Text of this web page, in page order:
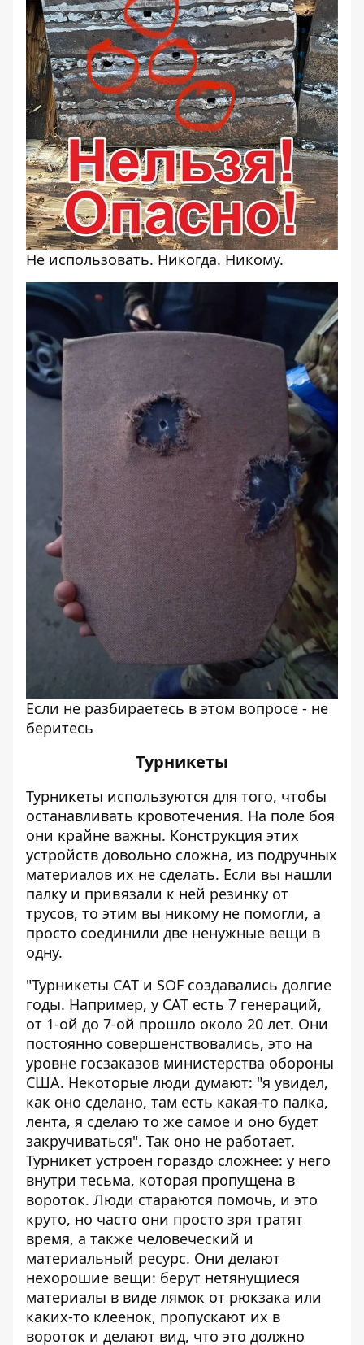
Не использовать. Никогда. Никому.
Если не разбираетесь в этом вопросе - не
беритесь
Турникеты
Турникеты используются для того, чтобы
останавливать кровотечения. На поле боя
они крайне важны. Конструкция этих
устройств довольно сложна, из подручных
материалов их не сделать. Если вы нашли
палку и привязали к ней резинку от
трусов, то этим вы никому не помогли, а
просто соединили две ненужные вещи в
одну.
"Турникеты CAT и SOF создавались долгие
годы. Например, у CAT есть 7 генераций,
от 1-ой до 7-ой прошло около 20 лет. Они
постоянно совершенствовались, это на
уровне госзаказов министерства обороны
США. Некоторые люди думают: "я увидел,
как оно сделано, там есть какая-то палка,
лента, я сделаю то же самое и оно будет
закручиваться". Так оно не работает.
Турникет устроен гораздо сложнее: у него
внутри тесьма, которая пропущена в
вороток. Люди стараются помочь, и это
круто, но часто они просто зря тратят
время, а также человеческий и
материальный ресурс. Они делают
нехорошие вещи: берут нетянущиеся
материалы в виде лямок от рюкзака или
каких-то клеенок, пропускают их в
вороток и делают вид, что это должно